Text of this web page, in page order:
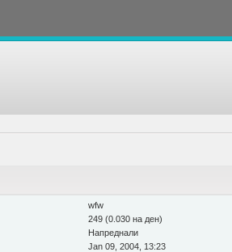
wfw
249 (0.030 на ден)
Напреднали
Jan 09, 2004, 13:23